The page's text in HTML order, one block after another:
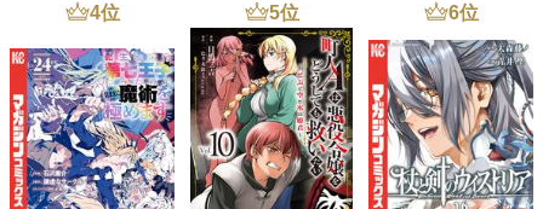
4位 5位 6位